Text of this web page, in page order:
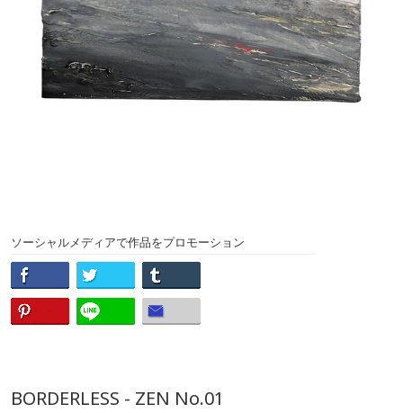
ソーシャルメディアで作品をプロモーション
BORDERLESS - ZEN No.01